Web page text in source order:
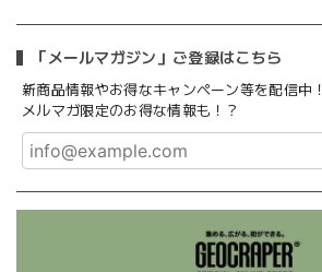
「メールマガジン」ご登録はこちら
新商品情報やお得なキャンペーン等を配信中！
メルマガ限定のお得な情報も！？